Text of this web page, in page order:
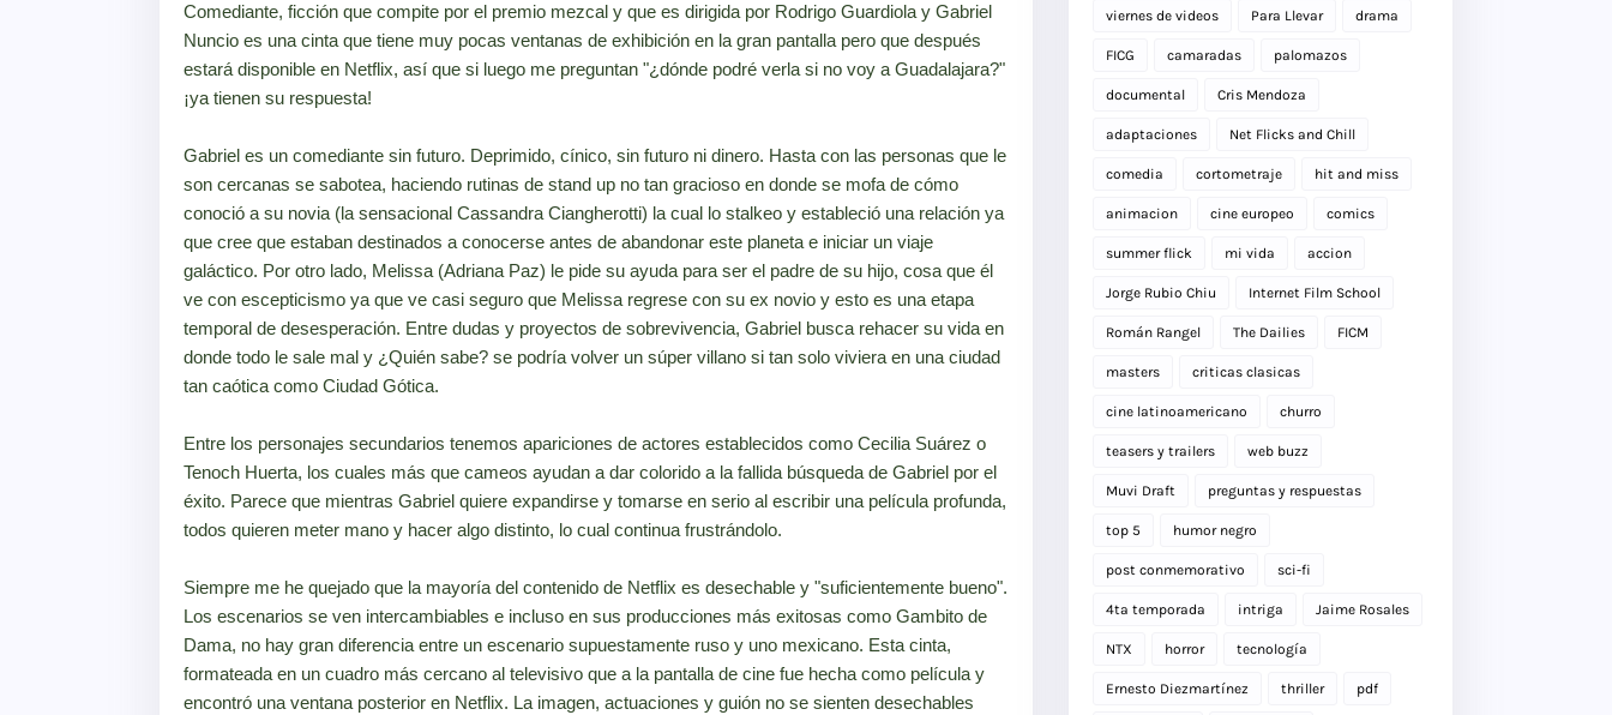
Comediante, ficción que compite por el premio mezcal y que es dirigida por Rodrigo Guardiola y Gabriel
Nuncio es una cinta que tiene muy pocas ventanas de exhibición en la gran pantalla pero que después
estará disponible en Netflix, así que si luego me preguntan "¿dónde podré verla si no voy a Guadalajara?"
¡ya tienen su respuesta!
Gabriel es un comediante sin futuro. Deprimido, cínico, sin futuro ni dinero. Hasta con las personas que le
son cercanas se sabotea, haciendo rutinas de stand up no tan gracioso en donde se mofa de cómo
conoció a su novia (la sensacional Cassandra Ciangherotti) la cual lo stalkeo y estableció una relación ya
que cree que estaban destinados a conocerse antes de abandonar este planeta e iniciar un viaje
galáctico. Por otro lado, Melissa (Adriana Paz) le pide su ayuda para ser el padre de su hijo, cosa que él
ve con escepticismo ya que ve casi seguro que Melissa regrese con su ex novio y esto es una etapa
temporal de desesperación. Entre dudas y proyectos de sobrevivencia, Gabriel busca rehacer su vida en
donde todo le sale mal y ¿Quién sabe? se podría volver un súper villano si tan solo viviera en una ciudad
tan caótica como Ciudad Gótica.
Entre los personajes secundarios tenemos apariciones de actores establecidos como Cecilia Suárez o
Tenoch Huerta, los cuales más que cameos ayudan a dar colorido a la fallida búsqueda de Gabriel por el
éxito. Parece que mientras Gabriel quiere expandirse y tomarse en serio al escribir una película profunda,
todos quieren meter mano y hacer algo distinto, lo cual continua frustrándolo.
Siempre me he quejado que la mayoría del contenido de Netflix es desechable y "suficientemente bueno".
Los escenarios se ven intercambiables e incluso en sus producciones más exitosas como Gambito de
Dama, no hay gran diferencia entre un escenario supuestamente ruso y uno mexicano. Esta cinta,
formateada en un cuadro más cercano al televisivo que a la pantalla de cine fue hecha como película y
encontró una ventana posterior en Netflix. La imagen, actuaciones y guión no se sienten desechables
viernes de videos Para Llevar drama
FICG camaradas palomazos
documental Cris Mendoza
adaptaciones Net Flicks and Chill
comedia cortometraje hit and miss
animacion cine europeo comics
summer flick mi vida accion
Jorge Rubio Chiu Internet Film School
Román Rangel The Dailies FICM
masters criticas clasicas
cine latinoamericano churro
teasers y trailers web buzz
Muvi Draft preguntas y respuestas
top 5 humor negro
post conmemorativo sci-fi
4ta temporada intriga Jaime Rosales
NTX horror tecnología
Ernesto Diezmartínez thriller pdf